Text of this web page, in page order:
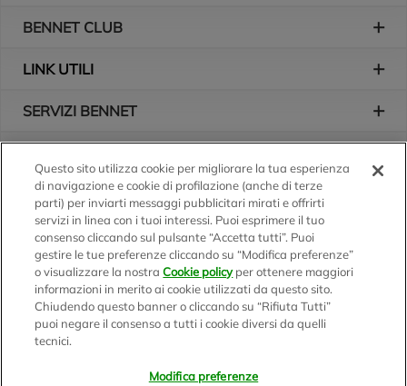
BENNET CLUB
LINK UTILI
SERVIZI BENNET
Logo Bennet
Seguici sui nostri canali
Scarica l'app
Questo sito utilizza cookie per migliorare la tua esperienza
di navigazione e cookie di profilazione (anche di terze
parti) per inviarti messaggi pubblicitari mirati e offrirti
servizi in linea con i tuoi interessi. Puoi esprimere il tuo
consenso cliccando sul pulsante “Accetta tutti”. Puoi
gestire le tue preferenze cliccando su “Modifica preferenze”
o visualizzare la nostraCookie policyper ottenere maggiori
informazioni in merito ai cookie utilizzati da questo sito.
Chiudendo questo banner o cliccando su “Rifiuta Tutti”
puoi negare il consenso a tutti i cookie diversi da quelli
tecnici.
Modifica preferenze